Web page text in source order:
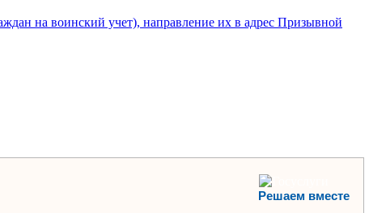
на воинский учет), направление их в адрес Призывной
Решаем вместе